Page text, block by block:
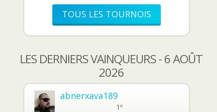
TOUS LES TOURNOIS
LES DERNIERS VAINQUEURS - 6 AOÛT
2026
abnerxava189
1º